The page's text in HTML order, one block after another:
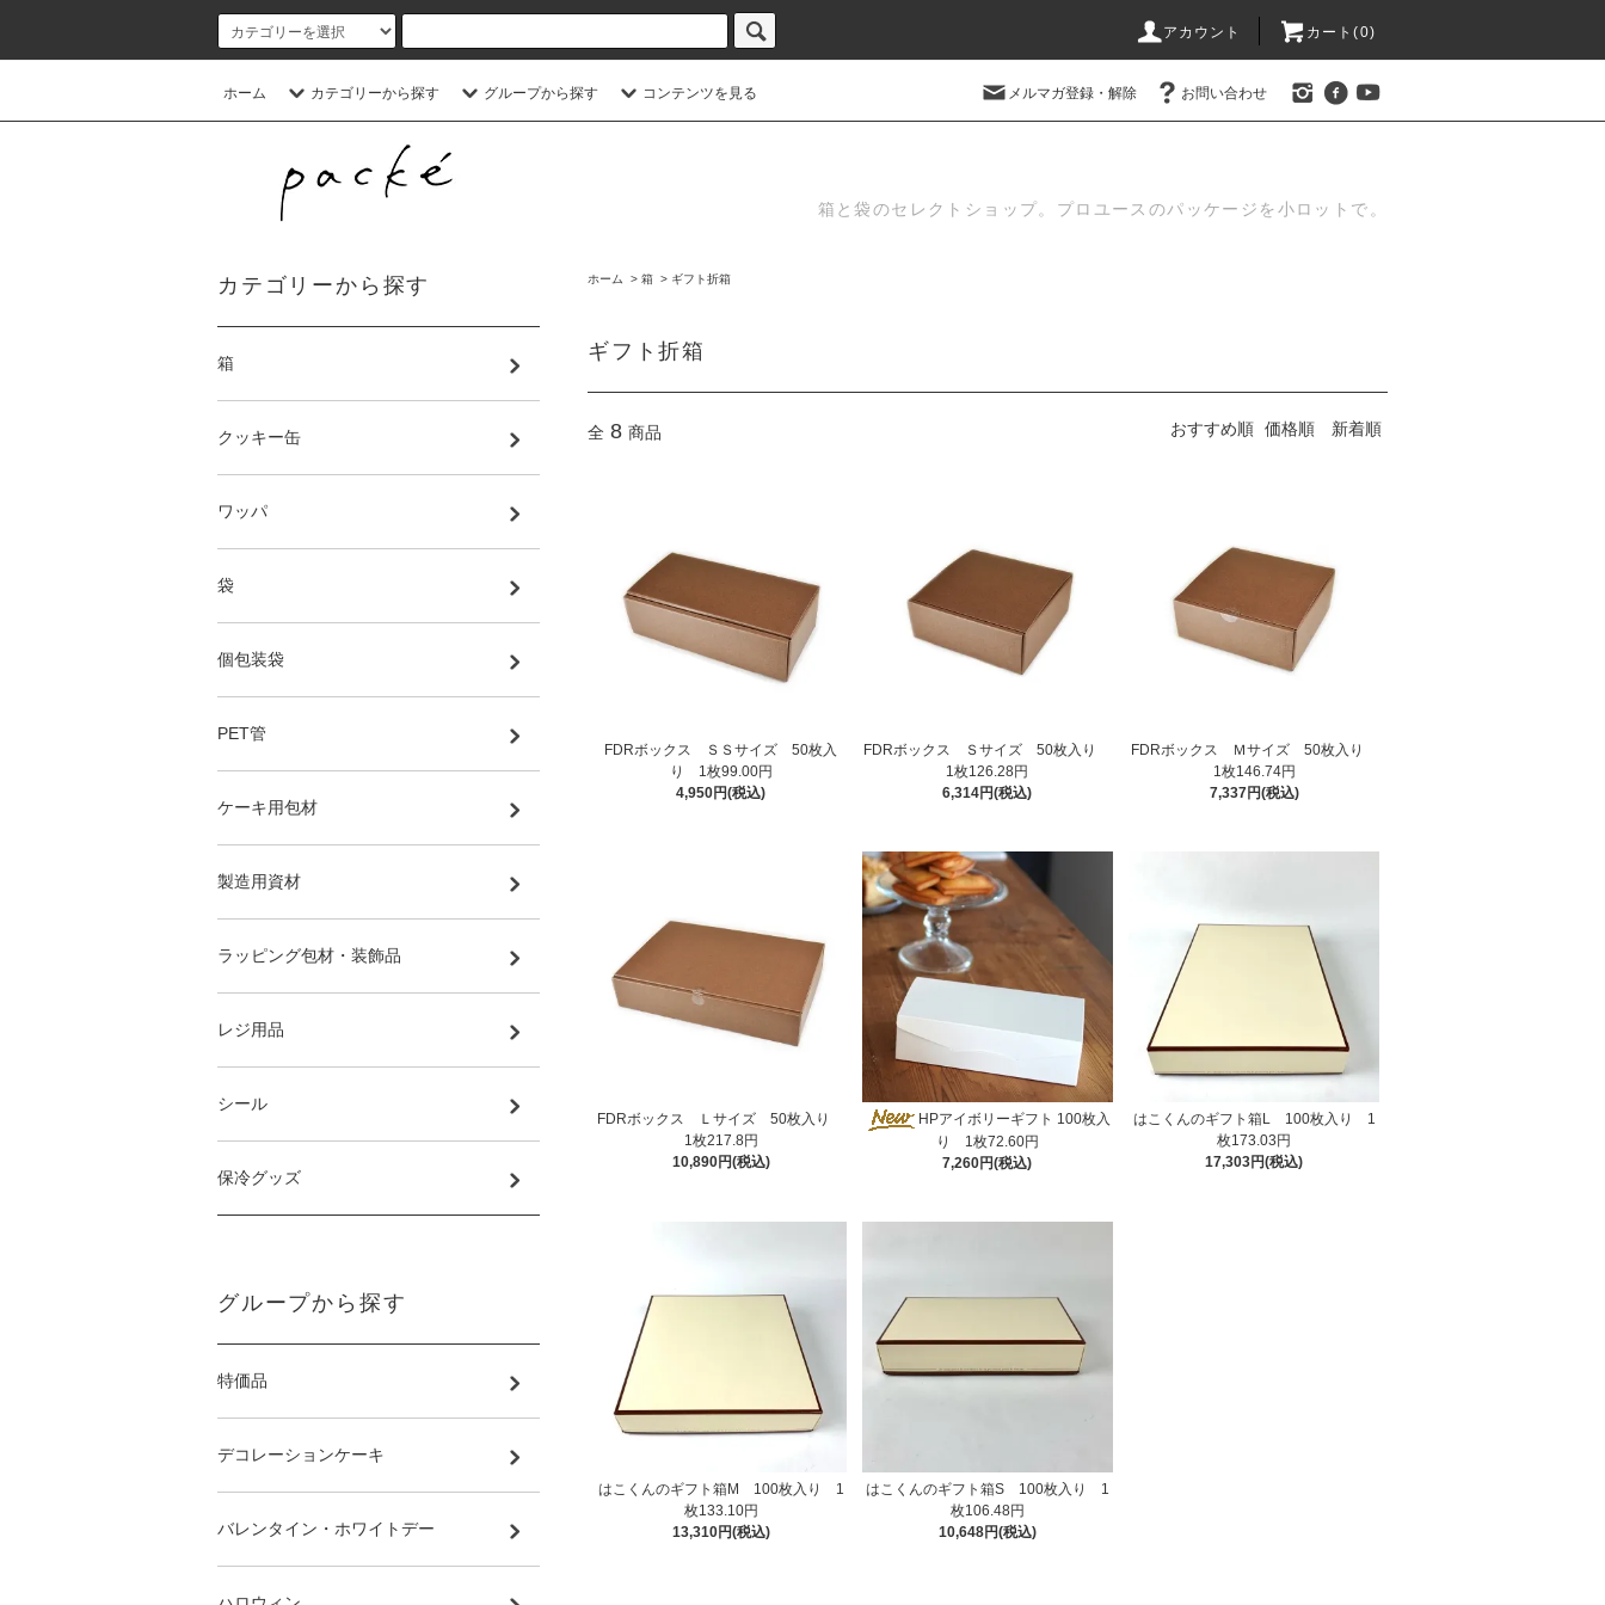
アカウント カート(0)
ホーム カテゴリーから探す グループから探す コンテンツを見る メルマガ登録・解除 お問い合わせ
箱と袋のセレクトショップ。プロユースのパッケージを小ロットで。
ホーム > 箱 > ギフト折箱
ギフト折箱
全 8 商品 おすすめ順 価格順 新着順
FDRボックス ＳＳサイズ 50枚入
り 1枚99.00円
4,950円(税込)
FDRボックス Ｓサイズ 50枚入り
1枚126.28円
6,314円(税込)
FDRボックス Ｍサイズ 50枚入り
1枚146.74円
7,337円(税込)
FDRボックス Ｌサイズ 50枚入り
1枚217.8円
10,890円(税込)
HPアイボリーギフト 100枚入
り 1枚72.60円
7,260円(税込)
はこくんのギフト箱L 100枚入り 1
枚173.03円
17,303円(税込)
はこくんのギフト箱M 100枚入り 1
枚133.10円
13,310円(税込)
はこくんのギフト箱S 100枚入り 1
枚106.48円
10,648円(税込)
カテゴリーから探す
箱
クッキー缶
ワッパ
袋
個包装袋
PET管
ケーキ用包材
製造用資材
ラッピング包材・装飾品
レジ用品
シール
保冷グッズ
グループから探す
特価品
デコレーションケーキ
バレンタイン・ホワイトデー